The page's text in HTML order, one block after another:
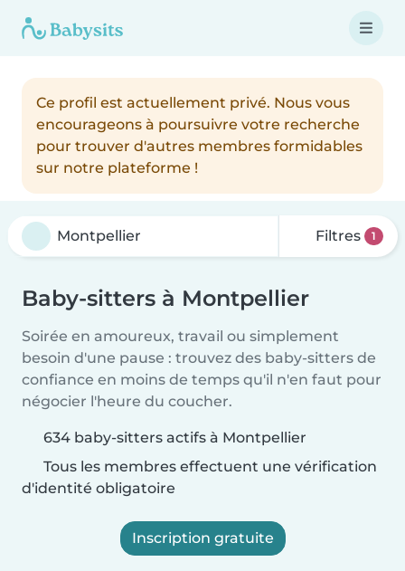
Ce profil est actuellement privé. Nous vous
encourageons à poursuivre votre recherche
pour trouver d'autres membres formidables
sur notre plateforme !
Filtres 1
Baby-sitters à Montpellier
Soirée en amoureux, travail ou simplement
besoin d'une pause : trouvez des baby-sitters de
confiance en moins de temps qu'il n'en faut pour
négocier l'heure du coucher.
634 baby-sitters actifs à Montpellier
Tous les membres effectuent une vérification
d'identité obligatoire
Inscription gratuite